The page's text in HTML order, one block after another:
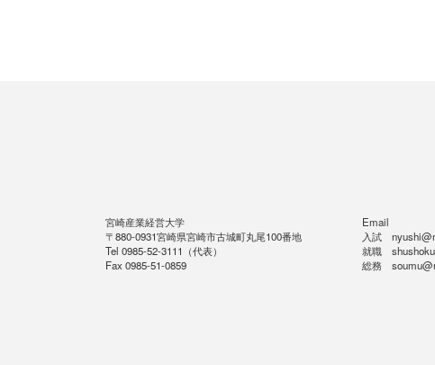
宮崎産業経営大学
〒880-0931宮崎県宮崎市古城町丸尾100番地
Tel 0985-52-3111（代表）
Fax 0985-51-0859
Email
入試
就職
総務